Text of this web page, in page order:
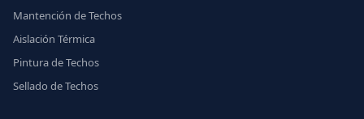
Mantención de Techos
Aislación Térmica
Pintura de Techos
Sellado de Techos